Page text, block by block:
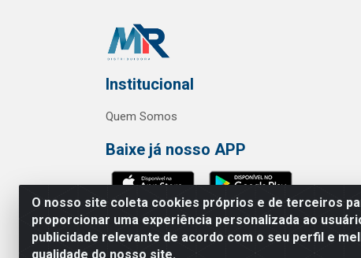
O nosso site coleta cookies próprios e de terceiros
proporcionar uma experiência personalizada ao
publicidade relevante de acordo com o seu perfil e
qualidade do nosso site.
Institucional
Quem Somos
Baixe já nosso APP
MR Distribuidora - Rua Hortêncio